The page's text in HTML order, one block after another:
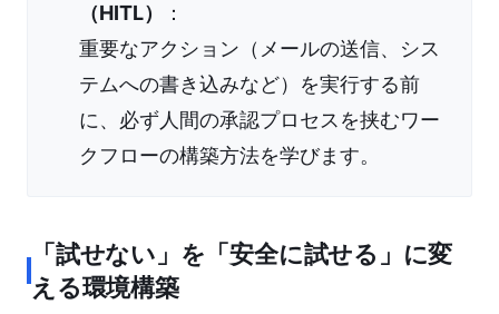
（HITL）
：
重要なアクション（メールの送信、シス
テムへの書き込みなど）を実行する前
に、必ず人間の承認プロセスを挟むワー
クフローの構築方法を学びます。
「試せない」を「安全に試せる」に変
える環境構築